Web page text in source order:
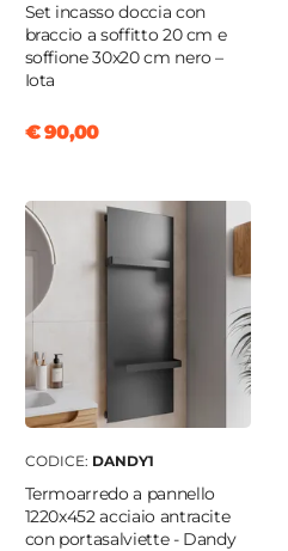
Set incasso doccia con
braccio a soffitto 20 cm e
soffione 30x20 cm nero –
Iota
€ 90,00
CODICE: DANDY1
Termoarredo a pannello
1220x452 acciaio antracite
con portasalviette - Dandy